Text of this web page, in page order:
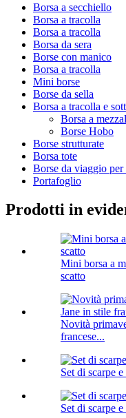
Borsa a secchiello
Borsa a tracolla
Borsa a tracolla
Borsa da sera
Borse con manico
Borsa a tracolla
Mini borse
Borse da sella
Borsa a tracolla e
Borsa a
Borse Hobo
Borse strutturate
Borsa tote
Borse da viaggio
Portafoglio
Prodotti in
Mini borsa a
scatto
Novità
francese...
Set di scarpe
Set di scarpe